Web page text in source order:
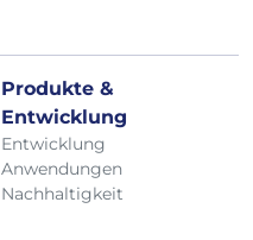
Produkte &
Entwicklung
Entwicklung
Anwendungen
Nachhaltigkeit